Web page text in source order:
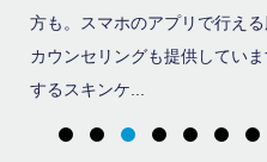
消し、お客様の購入を後押し
はエアウィーブのグループ会
を展開する...